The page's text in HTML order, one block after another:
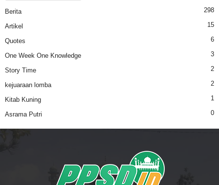
Berita 298
Artikel 15
Quotes 6
One Week One Knowledge 3
Story Time 2
kejuaraan lomba 2
Kitab Kuning 1
Asrama Putri 0